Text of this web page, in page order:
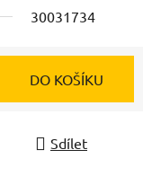
30031734
DO KOŠÍKU
Sdílet